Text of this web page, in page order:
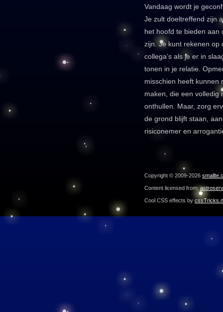
Vandaag wordt je
Je zult doeltreffend zijn
het hoofd te bieden aan
zijn. Je kunt rekenen op
collega’s als je er in
tonen in je relatie.
misschien heeft kunnen
maken, die een volledig
onthullen. Maar, zorg
de grond blijft staan,
risiconemer en
Copyright © 2009-2026
Content licensed from:
Cool CSS effects by